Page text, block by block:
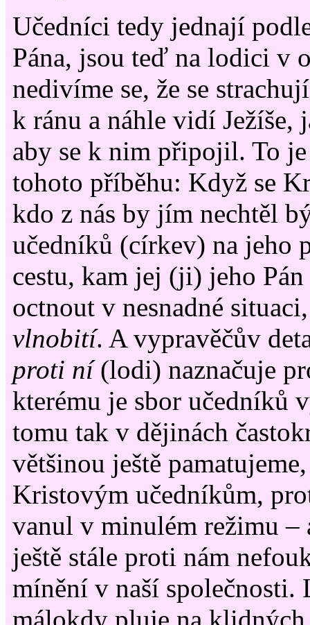
Učedníci tedy jednají
Pána, jsou teď na lodici v
nedivíme se, že se
k ránu a náhle vidí Ježíše,
aby se k nim připojil. To
tohoto příběhu: Když se
kdo z nás by jím nechtěl
učedníků (církev) na jeho
cestu, kam jej (ji) jeho
octnout v nesnadné
vlnobití. A vypravěčův
proti ní(lodi) naznačuje
kterému je sbor učedníků
tomu tak v dějinách
většinou ještě
Kristovým učedníkům,
vanul v minulém režimu
ještě stále proti nám
mínění v naší společnosti.